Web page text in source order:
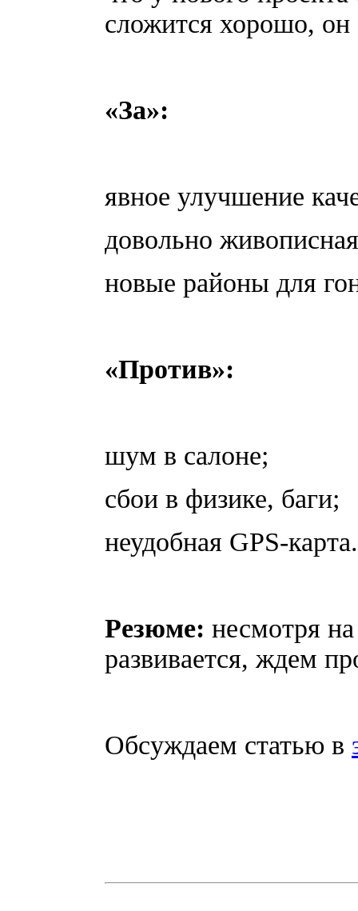
сложится хорошо,
«За»:
явное улучшение
довольно
новые районы для
«Против»:
шум в салоне;
сбои в физике, баги;
неудобная GPS-карта.
Резюме: несмотря
развивается, ждем
Обсуждаем статью в